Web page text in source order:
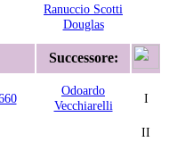
Ranuccio Scotti
Douglas
Successore:
Odoardo
Vecchiarelli
I
II